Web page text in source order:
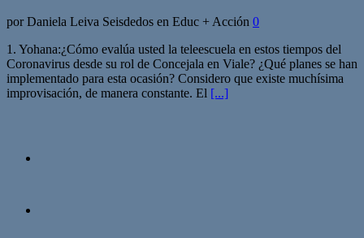
por Daniela Leiva Seisdedos en Educ + Acción 0
1. Yohana:¿Cómo evalúa usted la teleescuela en estos tiempos del
Coronavirus desde su rol de Concejala en Viale? ¿Qué planes se han
implementado para esta ocasión? Considero que existe muchísima
improvisación, de manera constante. El [...]